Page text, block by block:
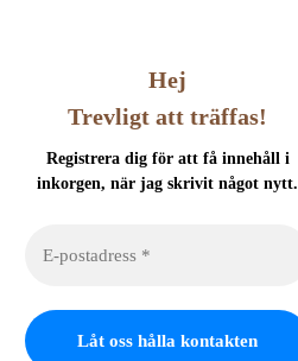
Hej
Trevligt att träffas!
Registrera dig för att få innehåll i
inkorgen, när jag skrivit något nytt.